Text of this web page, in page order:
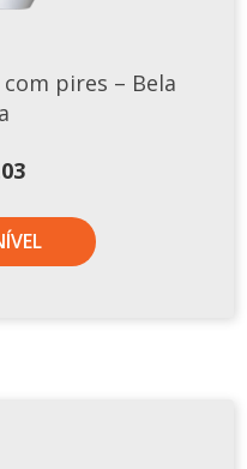
pires – Bela